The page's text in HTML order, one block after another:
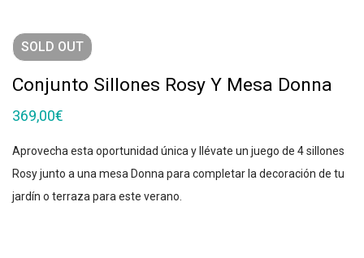
SOLD OUT
Conjunto Sillones Rosy Y Mesa Donna
369,00€
Aprovecha esta oportunidad única y llévate un juego de 4 sillones
Rosy junto a una mesa Donna para completar la decoración de tu
jardín o terraza para este verano.